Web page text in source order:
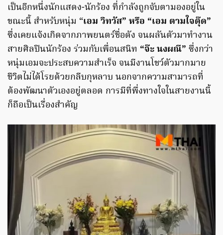
เป็นอีกหนึ่งนักแสดง-นักร้อง ที่กำลังถูกจับตามองอยู่ใน
ขณะนี้ สำหรับหนุ่ม “เอม วิทวัส” หรือ “เอม ตามใจตุ๊ด”
ซึ่งเคยแจ้งเกิดจากภาพยนตร์ชื่อดัง จนผลันตัวมาทำงาน
สายศิลปินนักร้อง ร่วมกับเพื่อนสนิท “จ๊ะ นงผณี” ซึ่งกว่า
หนุ่มเอมจะประสบความสำเร็จ จนมีงานโชว์ตัวมากมาย
ชีวิตไม่ได้โรยด้วยกลีบกุหลาบ นอกจากความสามารถที่
ต้องพัฒนาตัวเองอยู่ตลอด การมีที่พึ่งทางใจในสายงานนี้
ก็ถือเป็นเรื่องสำคัญ